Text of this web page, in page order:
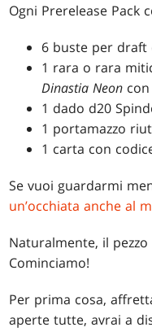
Ogni Prerelease Pack
6 buste per
1 rara o rara
Dinastia Neon
1 dado d20
1 portamazzo
1 carta con
Se vuoi guardarmi
un’occhiata anche al
Naturalmente, il
Cominciamo!
Per prima cosa,
aperte tutte, avrai a